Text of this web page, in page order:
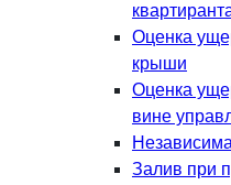
Оценка
крыши
Оценка
вине
Залив при